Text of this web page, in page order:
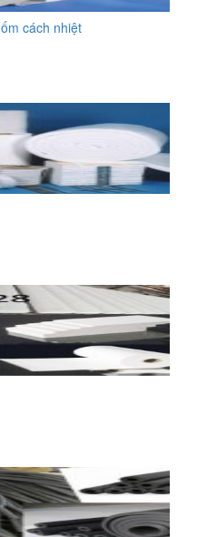
cách nhiệt